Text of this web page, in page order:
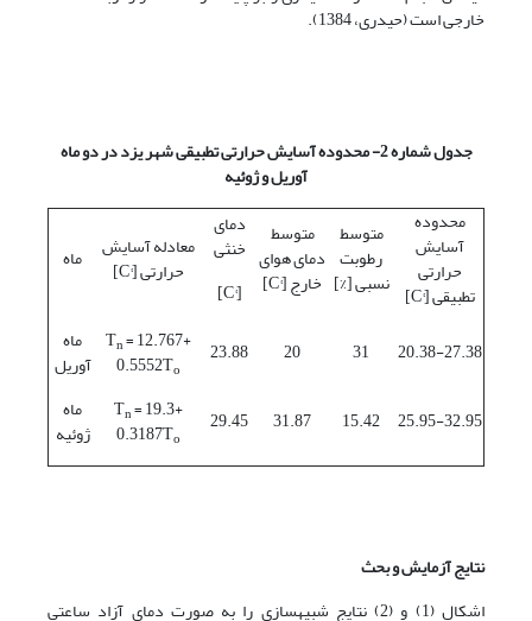
خارجی است (حیدری، 1384).
جدول شماره 2- محدوده آسایش حرارتی تطبیقی شهر یزد در دو ماه
آوریل و ژوئیه
محدوده
آسایش
حرارتی
تطبیقی [°C]
متوسط
رطوبت
نسبی [%]
متوسط
دمای هوای
خارج [°C]
دمای
خنثی
[°C]
معادله آسایش
حرارتی [°C] ماه
20.38-27.38
31
20
23.88
Tn= 12.767+
0.5552To
ماه
آوریل
25.95-32.95
15.42
31.87
29.45
Tn= 19.3+
0.3187To
ماه
ژوئیه
نتایج آزمایش و بحث
اشکال (1) و (2) نتایج شبیه­سازی را به صورت دمای آزاد ساعتی